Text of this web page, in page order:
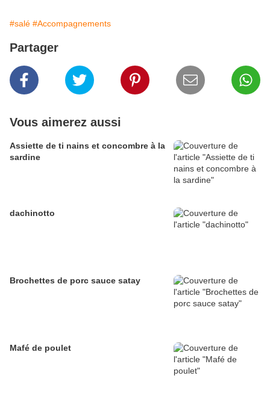
#salé #Accompagnements
Partager
Vous aimerez aussi
Assiette de ti nains et concombre à la
sardine
dachinotto
Brochettes de porc sauce satay
Mafé de poulet